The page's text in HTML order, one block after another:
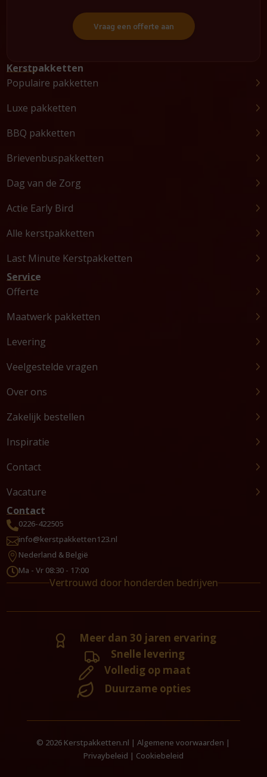
Vraag een offerte aan
Kerstpakketten
Populaire pakketten
Luxe pakketten
BBQ pakketten
Brievenbuspakketten
Dag van de Zorg
Actie Early Bird
Alle kerstpakketten
Last Minute Kerstpakketten
Service
Offerte
Maatwerk pakketten
Levering
Veelgestelde vragen
Over ons
Zakelijk bestellen
Inspiratie
Contact
Vacature
Contact
0226-422505
info@kerstpakketten123.nl
 Nederland & België
Ma - Vr 08:30 - 17:00
Vertrouwd door honderden bedrijven
Meer dan 30 jaren ervaring
Snelle levering
Volledig op maat
Duurzame opties
© 2026 Kerstpakketten.nl |Algemene voorwaarden |
Privaybeleid | Cookiebeleid